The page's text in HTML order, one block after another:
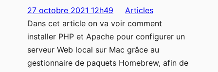
27 octobre 2021 12h49
Articles
Dans cet article on va voir comment
installer PHP et Apache pour configurer un
serveur Web local sur Mac grâce au
gestionnaire de paquets Homebrew, afin de